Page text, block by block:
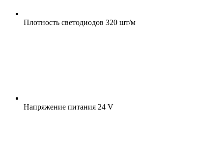
Плотность светодиодов 320 шт/м
Напряжение питания 24 V